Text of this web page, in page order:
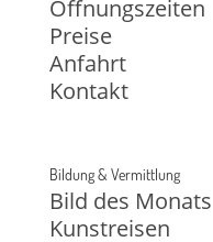
Öffnungszeiten
Preise
Anfahrt
Kontakt
Bildung & Vermittlung
Bild des Monats
Kunstreisen